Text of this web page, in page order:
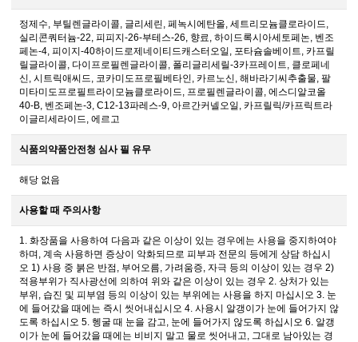
정제수, 부틸렌글라이콜, 글리세린, 페녹시에탄올, 세트리모늄클로라이드,
실리콘쿼터늄-22, 피피지-26-부테스-26, 향료, 하이드록시아세토페논, 벤조
페논-4, 피이지-40하이드로제네이티드캐스터오일, 포타슘솔베이트, 카프릴
릴글라이콜, 다이프로필렌글라이콜, 폴리글리세릴-3카프레이트, 클로페네
신, 시트릭애씨드, 코카미도프로필베타인, 카르노신, 해바라기씨추출물, 팔
미타미도프로필트라이모늄클로라이드, 프로필렌글라이콜, 에스디알코올
40-B, 벤조페논-3, C12-13파레스-9, 아르간커넬오일, 카프릴릭/카프릭트라
이글리세라이드, 에르고
식품의약품안전청 심사 필 유무
해당 없음
사용할 때 주의사항
1. 화장품을 사용하여 다음과 같은 이상이 있는 경우에는 사용을 중지하여야
하며, 계속 사용하면 증상이 악화되므로 피부과 전문의 등에게 상담 하십시
오 1) 사용 중 붉은 반점, 부어오름, 가려움증, 자극 등의 이상이 있는 경우 2)
적용부위가 직사광선에 의하여 위와 같은 이상이 있는 경우 2. 상처가 있는
부위, 습진 및 피부염 등의 이상이 있는 부위에는 사용을 하지 마십시오 3. 눈
에 들어갔을 때에는 즉시 씻어내십시오 4. 사용시 알갱이가 눈에 들어가지 않
도록 하십시오 5. 헹굴 때 눈을 감고, 눈에 들어가지 않도록 하십시오 6. 알갱
이가 눈에 들어갔을 때에는 비비지 말고 물로 씻어내고, 그대로 남아있는 경